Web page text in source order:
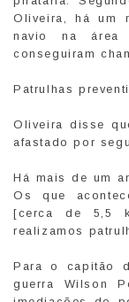
Oliveira, há um
navio na área
conseguiram
Patrulhas
Oliveira disse
afastado por
Há mais de um
Os que
[cerca de 5,5
realizamos
Para o capitão
guerra Wilson